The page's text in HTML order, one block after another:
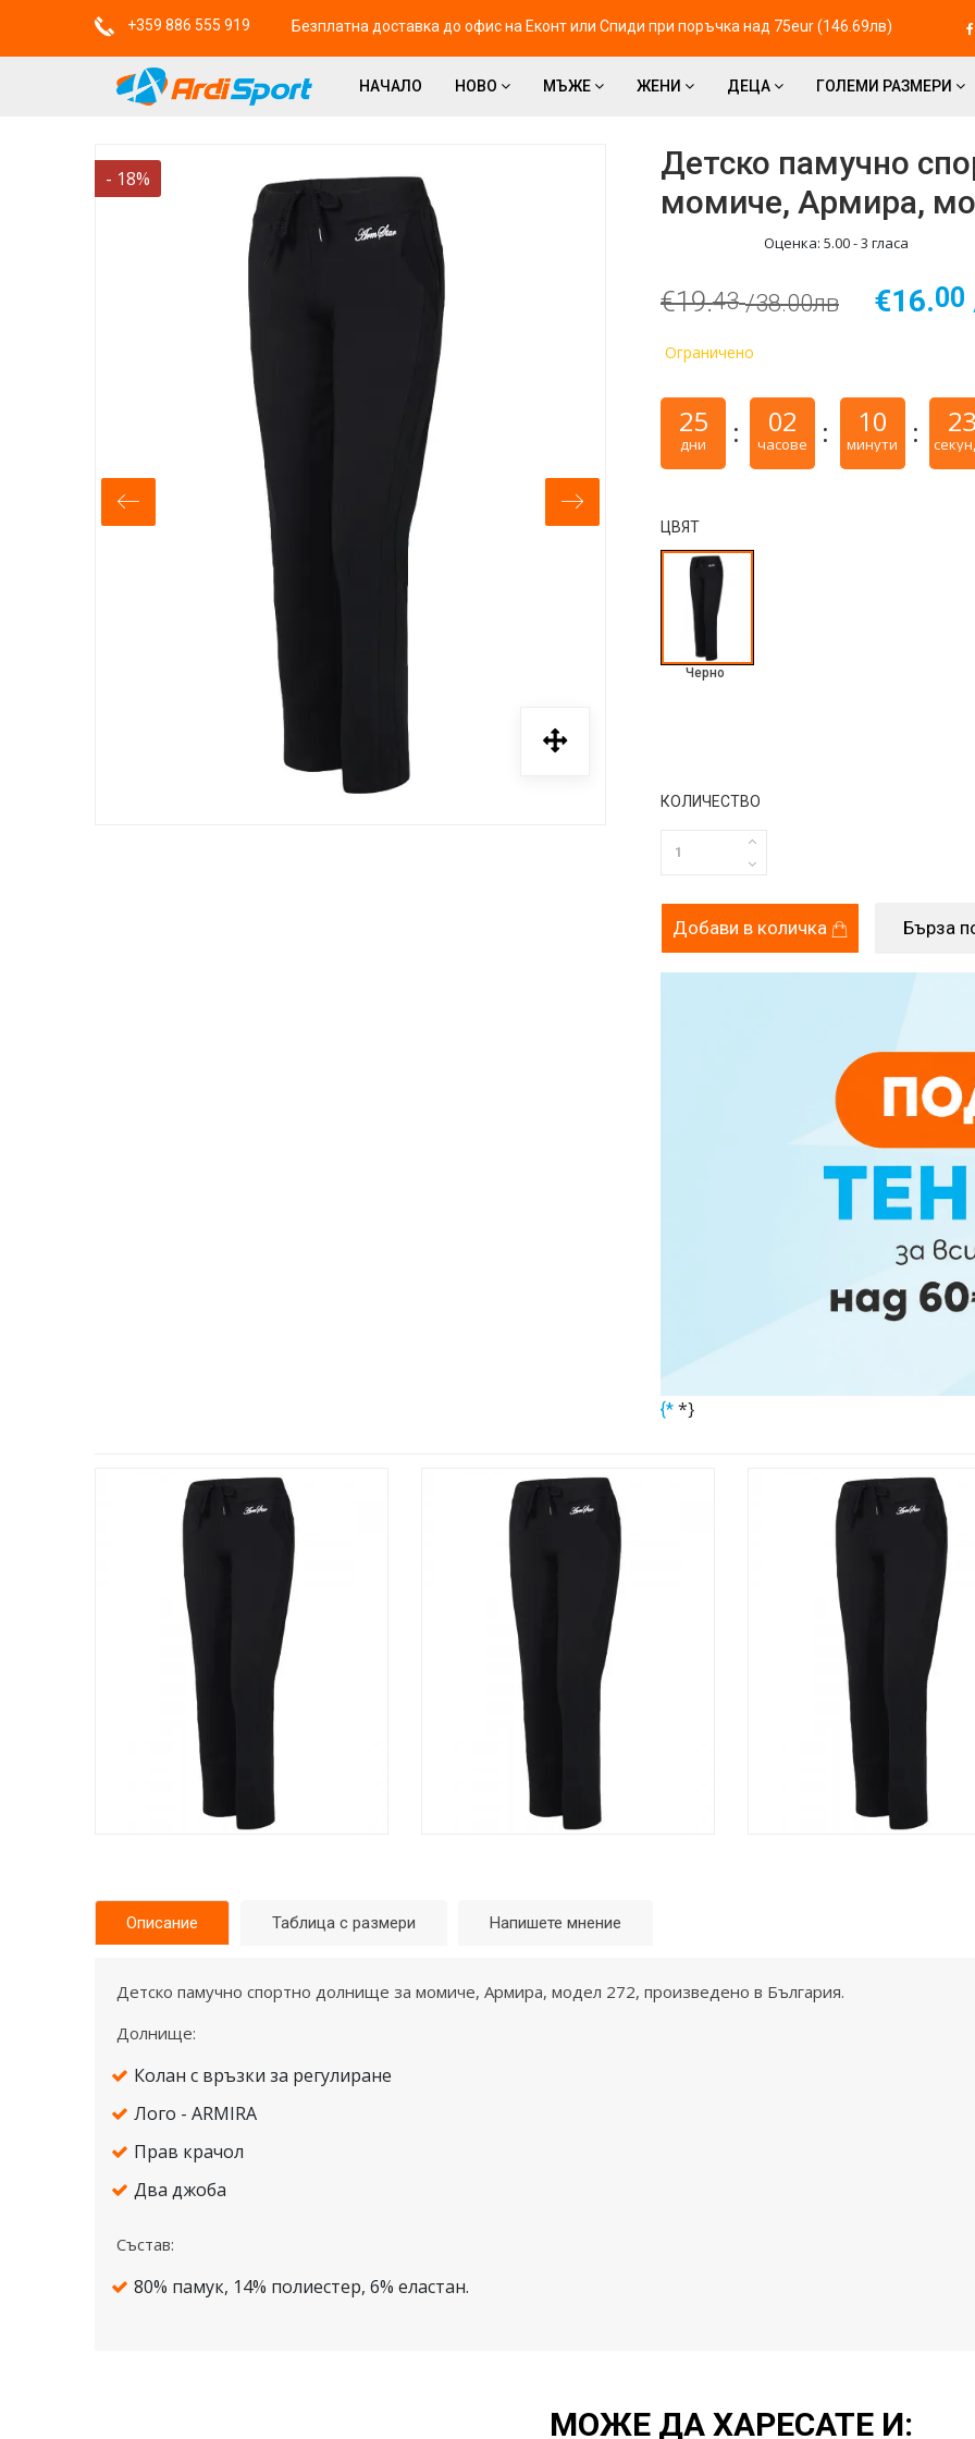
+359 886 555 919 Безплатна доставка до офис на Eконт или Спиди при поръчка над 75eur (146.69лв)
НАЧАЛО НОВО МЪЖЕ ЖЕНИ ДЕЦА ГОЛЕМИ РАЗМЕРИ
- 18%
Детско памучно
момиче, Армира,
Оценка: 5.00-3 гласа
€19.43 /38.00лв €16.00
Ограничено
25
дни
02
часове
10
минути
23
ЦВЯТ
Черно
КОЛИЧЕСТВО
Добави в количка Бърза
{* *}
Описание Таблица с размери Напишете мнение
Детско памучно спортно долнище за момиче, Армира, модел 272, произведено в България.
Долнище:
Колан с връзки за регулиране
Лого - ARMIRA
Прав крачол
Два джоба
Състав:
80% памук, 14% полиестер, 6% еластан.
МОЖЕ ДА ХАРЕСАТЕ И: